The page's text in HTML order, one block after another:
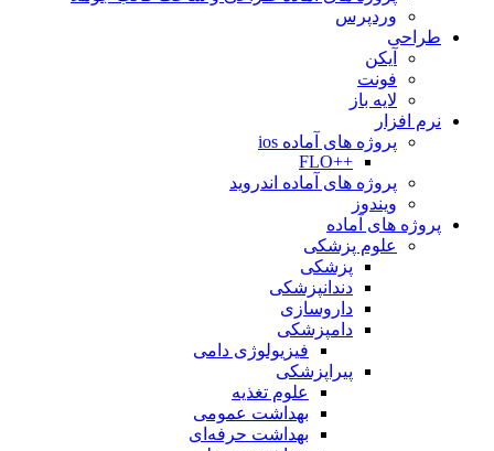
وردپرس
طراحی
آیکن
فونت
لایه باز
نرم افزار
پروژه های آماده ios
++FLO
پروژه های آماده اندروید
ویندوز
پروژه های آماده
علوم پزشکی
پزشکی
دندانپزشکی
داروسازی
دامپزشکی
فیزیولوژی دامی
پیراپزشکی
علوم تغذیه
بهداشت عمومی
بهداشت حرفه‌ای